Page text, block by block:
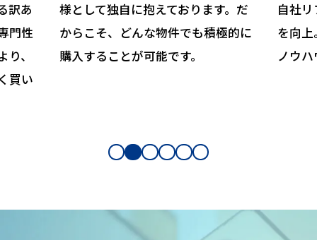
訳あ
門性
、
買い
様として独自に抱えております。だ
からこそ、どんな物件でも積極的に
購入することが可能です。
自社
を向
ノウ